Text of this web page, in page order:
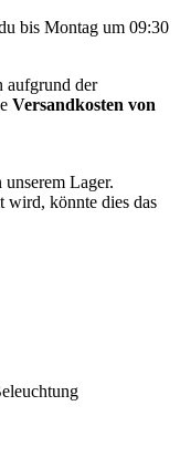
bis Montag um 09:30
aufgrund der
Versandkosten von
Lager.
wird, könnte dies das